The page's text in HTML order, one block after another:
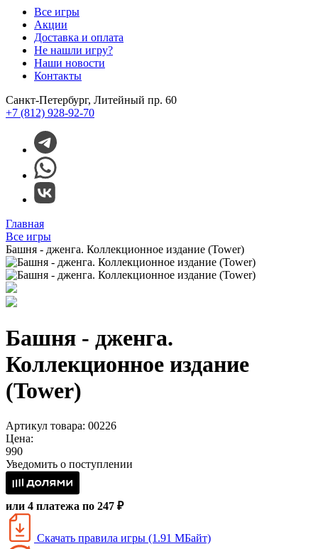
Все игры
Акции
Доставка и оплата
Не нашли игру?
Наши новости
Контакты
Санкт-Петербург, Литейный пр. 60
+7 (812) 928-92-70
Главная
Все игры
Башня - дженга. Коллекционное издание (Tower)
Башня - дженга.
Коллекционное издание
(Tower)
Артикул товара: 00226
Цена:
990
Уведомить о поступлении
или 4 платежа по 247 ₽
Скачать правила игры (1.91 МБайт)